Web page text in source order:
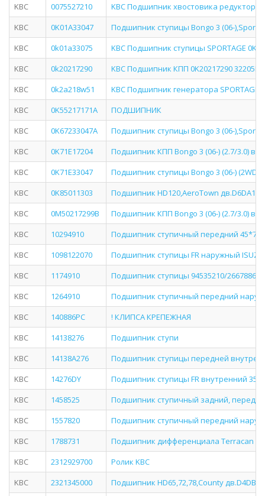
KBC
0075527210
KBC Подшипник хвостовика редуктора
KBC
0K01A33047
Подшипник ступицы Bongo 3 (06-
KBC
0k01a33075
KBC Подшипник ступицы SPORTAGE
KBC
0k20217290
KBC Подшипник КПП 0K20217290 32205HL
KBC
0k2a218w51
KBC Подшипник генератора SPORTAGE
KBC
0K55217171A
ПОДШИПНИК
KBC
0K67233047A
Подшипник ступицы Bongo 3 (06-
KBC
0K71E17204
Подшипник КПП Bongo 3 (06-) (2.7/3.0)
KBC
0K71E33047
Подшипник ступицы Bongo 3 (06-) (2WD)
KBC
0K85011303
Подшипник HD120,AeroTown
KBC
0M50217299B
Подшипник КПП Bongo 3 (06-) (2.7/3.0)
KBC
10294910
Подшипник ступичный передний
KBC
1098122070
Подшипник ступицы FR наружный ISUZU
KBC
1174910
Подшипник ступицы 94535210/2667886
KBC
1264910
Подшипник ступичный передний
KBC
140886PC
! КЛИПСА КРЕПЕЖНАЯ
KBC
14138276
Подшипник ступи
KBC
14138A276
Подшипник ступицы передней
KBC
14276DY
Подшипник ступицы FR внутренний
KBC
1458525
Подшипник ступичный задний,
KBC
1557820
Подшипник ступичный передний
KBC
1788731
Подшипник дифференциала Terracan
KBC
2312929700
Ролик KBC
KBC
2321345000
Подшипник HD65,72,78,County